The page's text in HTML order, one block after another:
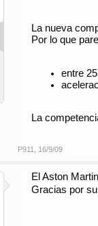
La nueva
Por lo que
entre
La
P911 16/9/09
El Aston
Gracias por